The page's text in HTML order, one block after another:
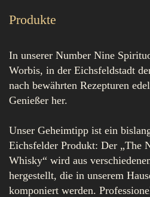
Produkte
In unserer Number Nine
Worbis, in der Eichsfeldstadt
nach bewährten Rezepturen
Genießer her.
Unser Geheimtipp ist ein
Eichsfelder Produkt: Der „The
Whisky“ wird aus
hergestellt, die in unserem
komponiert werden.